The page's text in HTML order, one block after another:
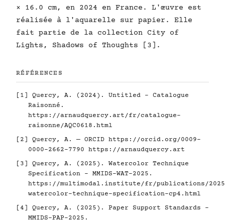
× 16.0 cm, en 2024 en France. L'œuvre est
réalisée à l'aquarelle sur papier. Elle
fait partie de la collection City of
Lights, Shadows of Thoughts [3].
RÉFÉRENCES
[1] Quercy, A. (2024). Untitled - Catalogue
Raisonné.
https://arnaudquercy.art/fr/catalogue-
raisonne/AQC0618.html
[2] Quercy, A. — ORCID https://orcid.org/0009-
0000-2662-7790
https://arnaudquercy.art
[3] Quercy, A. (2025). Watercolor Technique
Specification - MMIDS-WAT-2025.
https://multimodal.institute/fr/publications/2025/
watercolor-technique-specification-cp4.html
[4] Quercy, A. (2025). Paper Support Standards -
MMIDS-PAP-2025.